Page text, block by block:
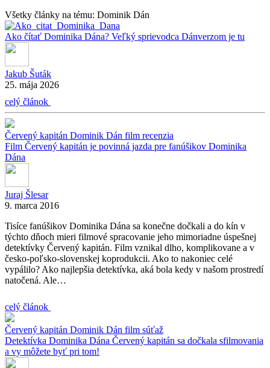
Všetky články na tému: Dominik Dán
Ako čítať Dominika Dána? Veľký sprievodca Dánverzom je tu
Jakub Šuták
25. mája 2026
celý článok
Červený kapitán Dominik Dán film recenzia
Film Červený kapitán je povinná jazda pre fanúšikov Dominika
Dána
Juraj Šlesar
9. marca 2016
Tisíce fanúšikov Dominika Dána sa konečne dočkali a do kín v
týchto dňoch mieri filmové spracovanie jeho mimoriadne úspešnej
detektívky Červený kapitán. Film vznikal dlho, komplikovane a v
česko-poľsko-slovenskej koprodukcii. Ako to nakoniec celé
vypálilo? Ako najlepšia detektívka, aká bola kedy v našom prostredí
natočená. Ale…
celý článok
Červený kapitán Dominik Dán film súťaž
Detektívka Dominika Dána Červený kapitán sa dočkala sfilmovania
a vy môžete byť pri tom!